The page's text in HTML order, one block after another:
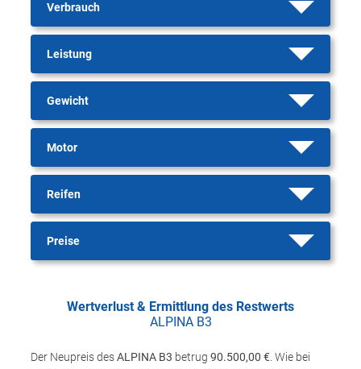
Verbrauch
Leistung
Gewicht
Motor
Reifen
Preise
Wertverlust & Ermittlung des Restwerts
ALPINA B3
Der Neupreis desALPINA B3 betrug 90.500,00 € . Wie bei